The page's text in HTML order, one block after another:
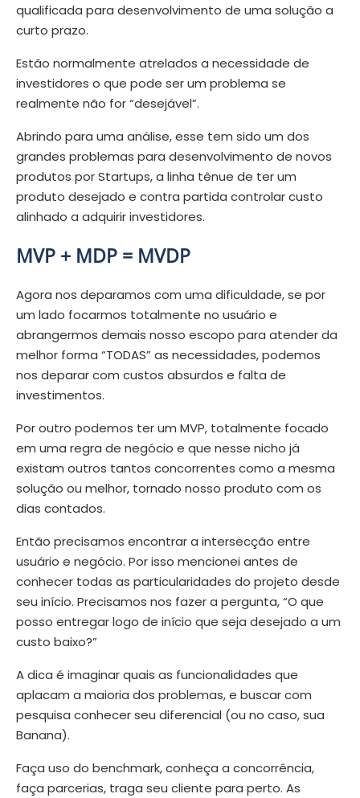
qualificada para desenvolvimento de uma solução a
curto prazo.
Estão normalmente atrelados a necessidade de
investidores o que pode ser um problema se
realmente não for “desejável”.
Abrindo para uma análise, esse tem sido um dos
grandes problemas para desenvolvimento de novos
produtos por Startups, a linha tênue de ter um
produto desejado e contra partida controlar custo
alinhado a adquirir investidores.
MVP + MDP = MVDP
Agora nos deparamos com uma dificuldade, se por
um lado focarmos totalmente no usuário e
abrangermos demais nosso escopo para atender da
melhor forma “TODAS” as necessidades, podemos
nos deparar com custos absurdos e falta de
investimentos.
Por outro podemos ter um MVP, totalmente focado
em uma regra de negócio e que nesse nicho já
existam outros tantos concorrentes como a mesma
solução ou melhor, tornado nosso produto com os
dias contados.
Então precisamos encontrar a intersecção entre
usuário e negócio. Por isso mencionei antes de
conhecer todas as particularidades do projeto desde
seu início. Precisamos nos fazer a pergunta, “O que
posso entregar logo de início que seja desejado a um
custo baixo?”
A dica é imaginar quais as funcionalidades que
aplacam a maioria dos problemas, e buscar com
pesquisa conhecer seu diferencial (ou no caso, sua
Banana).
Faça uso do benchmark, conheça a concorrência,
faça parcerias, traga seu cliente para perto. As